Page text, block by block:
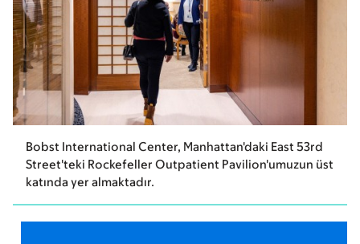
Bobst International Center, Manhattan'daki East 53rd
Street'teki Rockefeller Outpatient Pavilion'umuzun üst
katında yer almaktadır.